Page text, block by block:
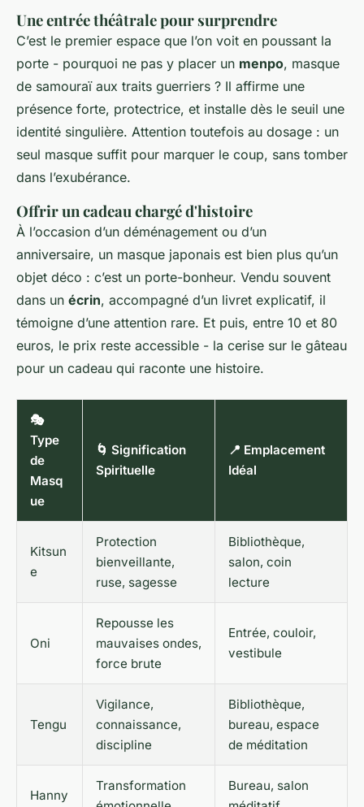
Une entrée théâtrale pour surprendre
C’est le premier espace que l’on voit en poussant la
porte - pourquoi ne pas y placer un menpo, masque
de samouraï aux traits guerriers ? Il affirme une
présence forte, protectrice, et installe dès le seuil une
identité singulière. Attention toutefois au dosage : un
seul masque suffit pour marquer le coup, sans tomber
dans l’exubérance.
Offrir un cadeau chargé d'histoire
À l’occasion d’un déménagement ou d’un
anniversaire, un masque japonais est bien plus qu’un
objet déco : c’est un porte-bonheur. Vendu souvent
dans un écrin, accompagné d’un livret explicatif, il
témoigne d’une attention rare. Et puis, entre 10 et 80
euros, le prix reste accessible - la cerise sur le gâteau
pour un cadeau qui raconte une histoire.
🎭
Type
de
Masq
ue
🌀 Signification
Spirituelle
📍 Emplacement
Idéal
Kitsun
e
Protection
bienveillante,
ruse, sagesse
Bibliothèque,
salon, coin
lecture
Oni
Repousse les
mauvaises ondes,
force brute
Entrée, couloir,
vestibule
Tengu
Vigilance,
connaissance,
discipline
Bibliothèque,
bureau, espace
de méditation
Hanny
Transformation
Bureau, salon